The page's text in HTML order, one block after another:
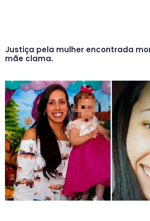
Justiça pela mulher encontrada
mãe clama.